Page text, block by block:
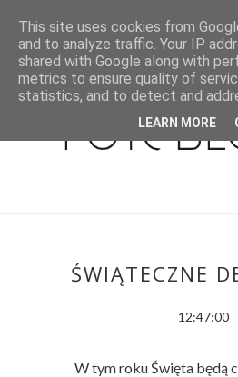
ŚWIĄTECZNE
12:47:00
W tym roku Święta będą
This site uses cookies from
and to analyze traffic. Your IP
shared with Google along with
metrics to ensure quality of
statistics, and to detect and
LEARN MORE